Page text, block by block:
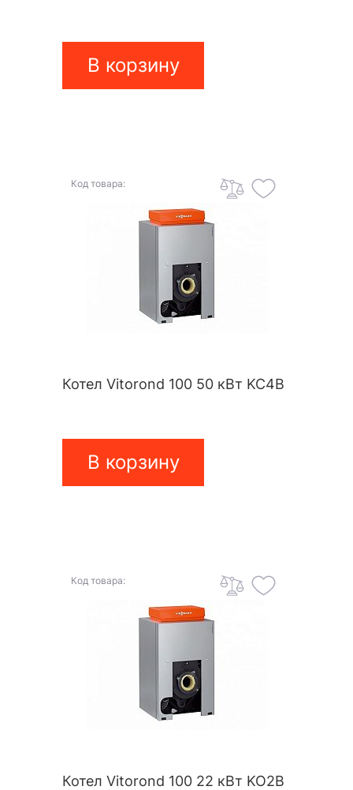
В корзину
Код товара:
Котел Vitorond 100 50 кВт KC4B
В корзину
Код товара:
Котел Vitorond 100 22 кВт KO2B